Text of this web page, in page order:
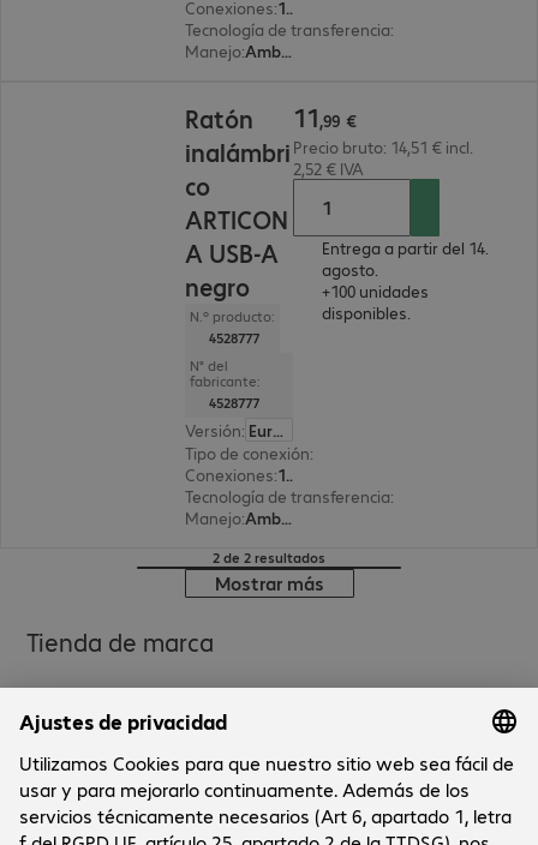
Conexiones: 1x USB tipo C
Tecnología de transferencia:
Manejo: Ambidiestro
Ratón
inalámbri
co
ARTICON
A USB-A
negro
N.º producto:
4528777
N° del
fabricante:
4528777
Versión:
Europa
Tipo de conexión:
Conexiones: 1x USB tipo A
Tecnología de transferencia:
Manejo: Ambidiestro
11,99 €
Precio bruto: 14,51 € incl.
2,52 € IVA
Entrega a partir del 14.
agosto.
+100 unidades
disponibles.
2 de 2 resultados
Mostrar más
Tienda de marca